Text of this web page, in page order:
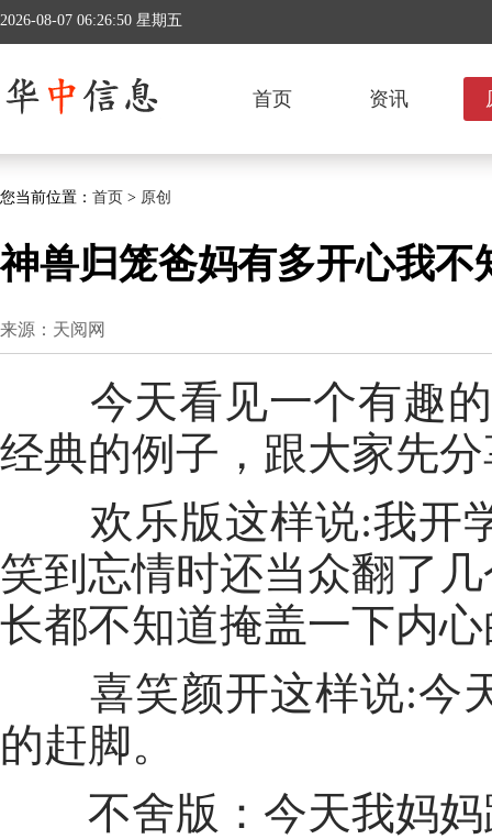
2026-08-07 06:26:51 星期五
首页 资讯
您当前位置： 首页 > 原创
神兽归笼爸妈有多开心我
来源：天阅网
今天看见一个有趣的
经典的例子，跟大家先
欢乐版这样说:我开学
笑到忘情时还当众翻了
长都不知道掩盖一下内
喜笑颜开这样说:今天
的赶脚。
不舍版：今天我妈妈